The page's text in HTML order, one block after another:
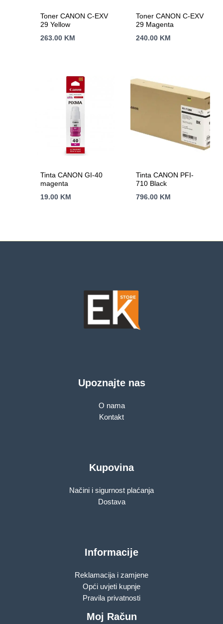
Toner CANON C-EXV
29 Yellow
263.00 KM
Toner CANON C-EXV
29 Magenta
240.00 KM
Tinta CANON GI-40
magenta
19.00 KM
Tinta CANON PFI-
710 Black
796.00 KM
Upoznajte nas
O nama
Kontakt
Kupovina
Načini i sigurnost plaćanja
Dostava
Informacije
Reklamacija i zamjene
Opći uvjeti kupnje
Pravila privatnosti
Moj Račun